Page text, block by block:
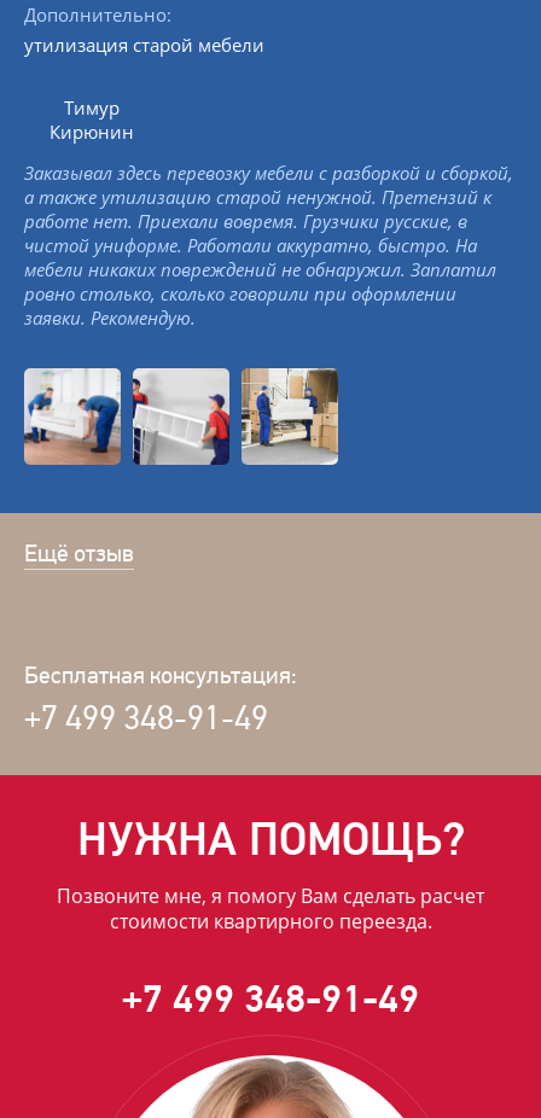
Дополнительно:
утилизация старой мебели
Тимур
Кирюнин
Заказывал здесь перевозку мебели с разборкой и сборкой,
а также утилизацию старой ненужной. Претензий к
работе нет. Приехали вовремя. Грузчики русские, в
чистой униформе. Работали аккуратно, быстро. На
мебели никаких повреждений не обнаружил. Заплатил
ровно столько, сколько говорили при оформлении
заявки. Рекомендую.
Ещё отзыв
Бесплатная консультация:
+7 499 348-91-49
НУЖНА ПОМОЩЬ?
Позвоните мне, я помогу Вам сделать расчет
стоимости квартирного переезда.
+7 499 348-91-49